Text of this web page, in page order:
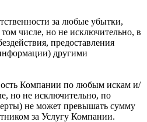
за любые убытки,
числе, но не исключительно, в
предоставления
другими
Компании по любым искам и/
но не исключительно, по
не может превышать сумму
за Услугу Компании.